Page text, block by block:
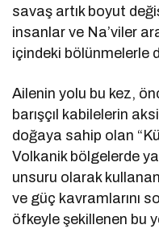
savaş artık boyut
insanlar ve Na’viler
içindeki bölünmelerle
Ailenin yolu bu kez,
barışçıl kabilelerin
doğaya sahip olan
Volkanik bölgelerde
unsuru olarak
ve güç kavramlarını
öfkeyle şekillenen bu